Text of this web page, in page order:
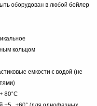
оборудован в любой бойлер
кольцом
емкости с водой (не
80°С